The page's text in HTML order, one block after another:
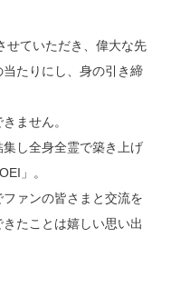
せていただき、偉大な先
たりにし、身の引き締
ません。
し全身全霊で築き上げ
」。
ァンの皆さまと交流を
たことは嬉しい思い出